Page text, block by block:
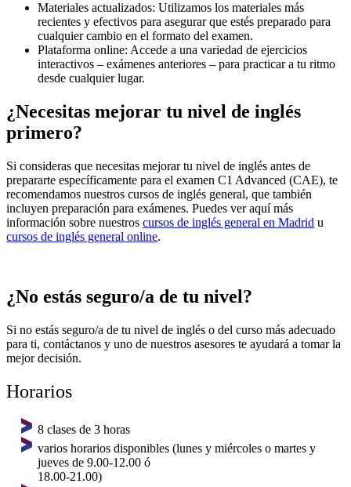
Materiales actualizados: Utilizamos los materiales más
recientes y efectivos para asegurar que estés preparado para
cualquier cambio en el formato del examen.
Plataforma online: Accede a una variedad de ejercicios
interactivos – exámenes anteriores – para practicar a tu ritmo
desde cualquier lugar.
¿Necesitas mejorar tu nivel de inglés
primero?
Si consideras que necesitas mejorar tu nivel de inglés antes de
prepararte específicamente para el examen C1 Advanced (CAE), te
recomendamos nuestros cursos de inglés general, que también
incluyen preparación para exámenes. Puedes ver aquí más
información sobre nuestros cursos de inglés general en Madrid u
cursos de inglés general online.
¿No estás seguro/a de tu nivel?
Si no estás seguro/a de tu nivel de inglés o del curso más adecuado
para ti, contáctanos y uno de nuestros asesores te ayudará a tomar la
mejor decisión.
Horarios
8 clases de 3 horas
varios horarios disponibles (lunes y miércoles o martes y
jueves de 9.00-12.00 ó
18.00-21.00)